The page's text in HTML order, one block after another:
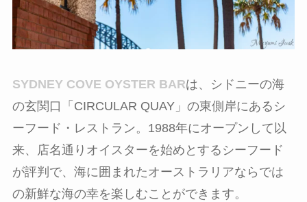
SYDNEY COVE OYSTER BARは、シドニーの海
の玄関口「CIRCULAR QUAY」の東側岸にあるシ
ーフード・レストラン。1988年にオープンして以
来、店名通りオイスターを始めとするシーフード
が評判で、海に囲まれたオーストラリアならでは
の新鮮な海の幸を楽しむことができます。